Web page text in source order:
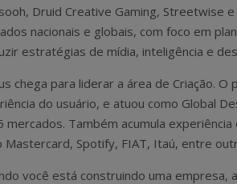
Druid Creative Gaming, Streetwise
nacionais e globais, com foco em
estratégias de mídia, inteligência e
chega para liderar a área de Criação.
do usuário, e atuou como Global
mercados. Também acumula
Mastercard, Spotify, FIAT, Itaú, entre
você está construindo uma